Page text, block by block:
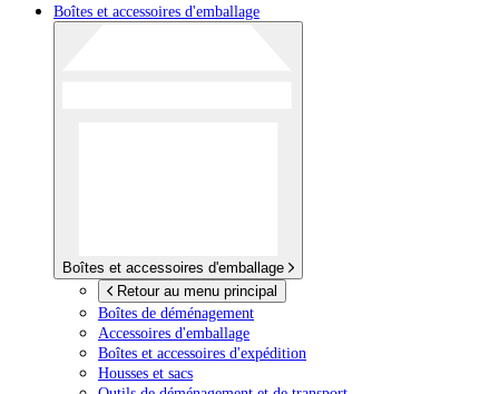
Boîtes et accessoires d'emballage
Boîtes et accessoires d'emballage
Retour au menu principal
Boîtes de déménagement
Accessoires d'emballage
Boîtes et accessoires d'expédition
Housses et sacs